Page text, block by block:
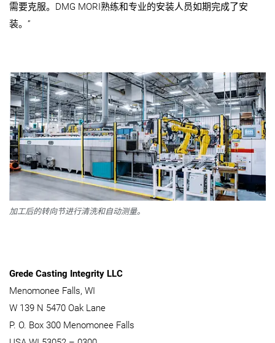
需要克服。DMG MORI熟练和专业的安装人员如期完成了安
装。”
加工后的转向节进行清洗和自动测量。
Grede Casting Integrity LLC
Menomonee Falls, WI
W 139 N 5470 Oak Lane
P. O. Box 300 Menomonee Falls